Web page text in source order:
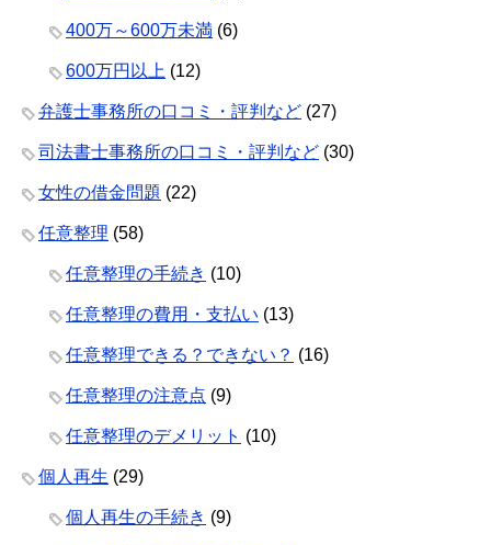
400万～600万未満 (6)
600万円以上 (12)
弁護士事務所の口コミ・評判など (27)
司法書士事務所の口コミ・評判など (30)
女性の借金問題 (22)
任意整理 (58)
任意整理の手続き (10)
任意整理の費用・支払い (13)
任意整理できる？できない？ (16)
任意整理の注意点 (9)
任意整理のデメリット (10)
個人再生 (29)
個人再生の手続き (9)